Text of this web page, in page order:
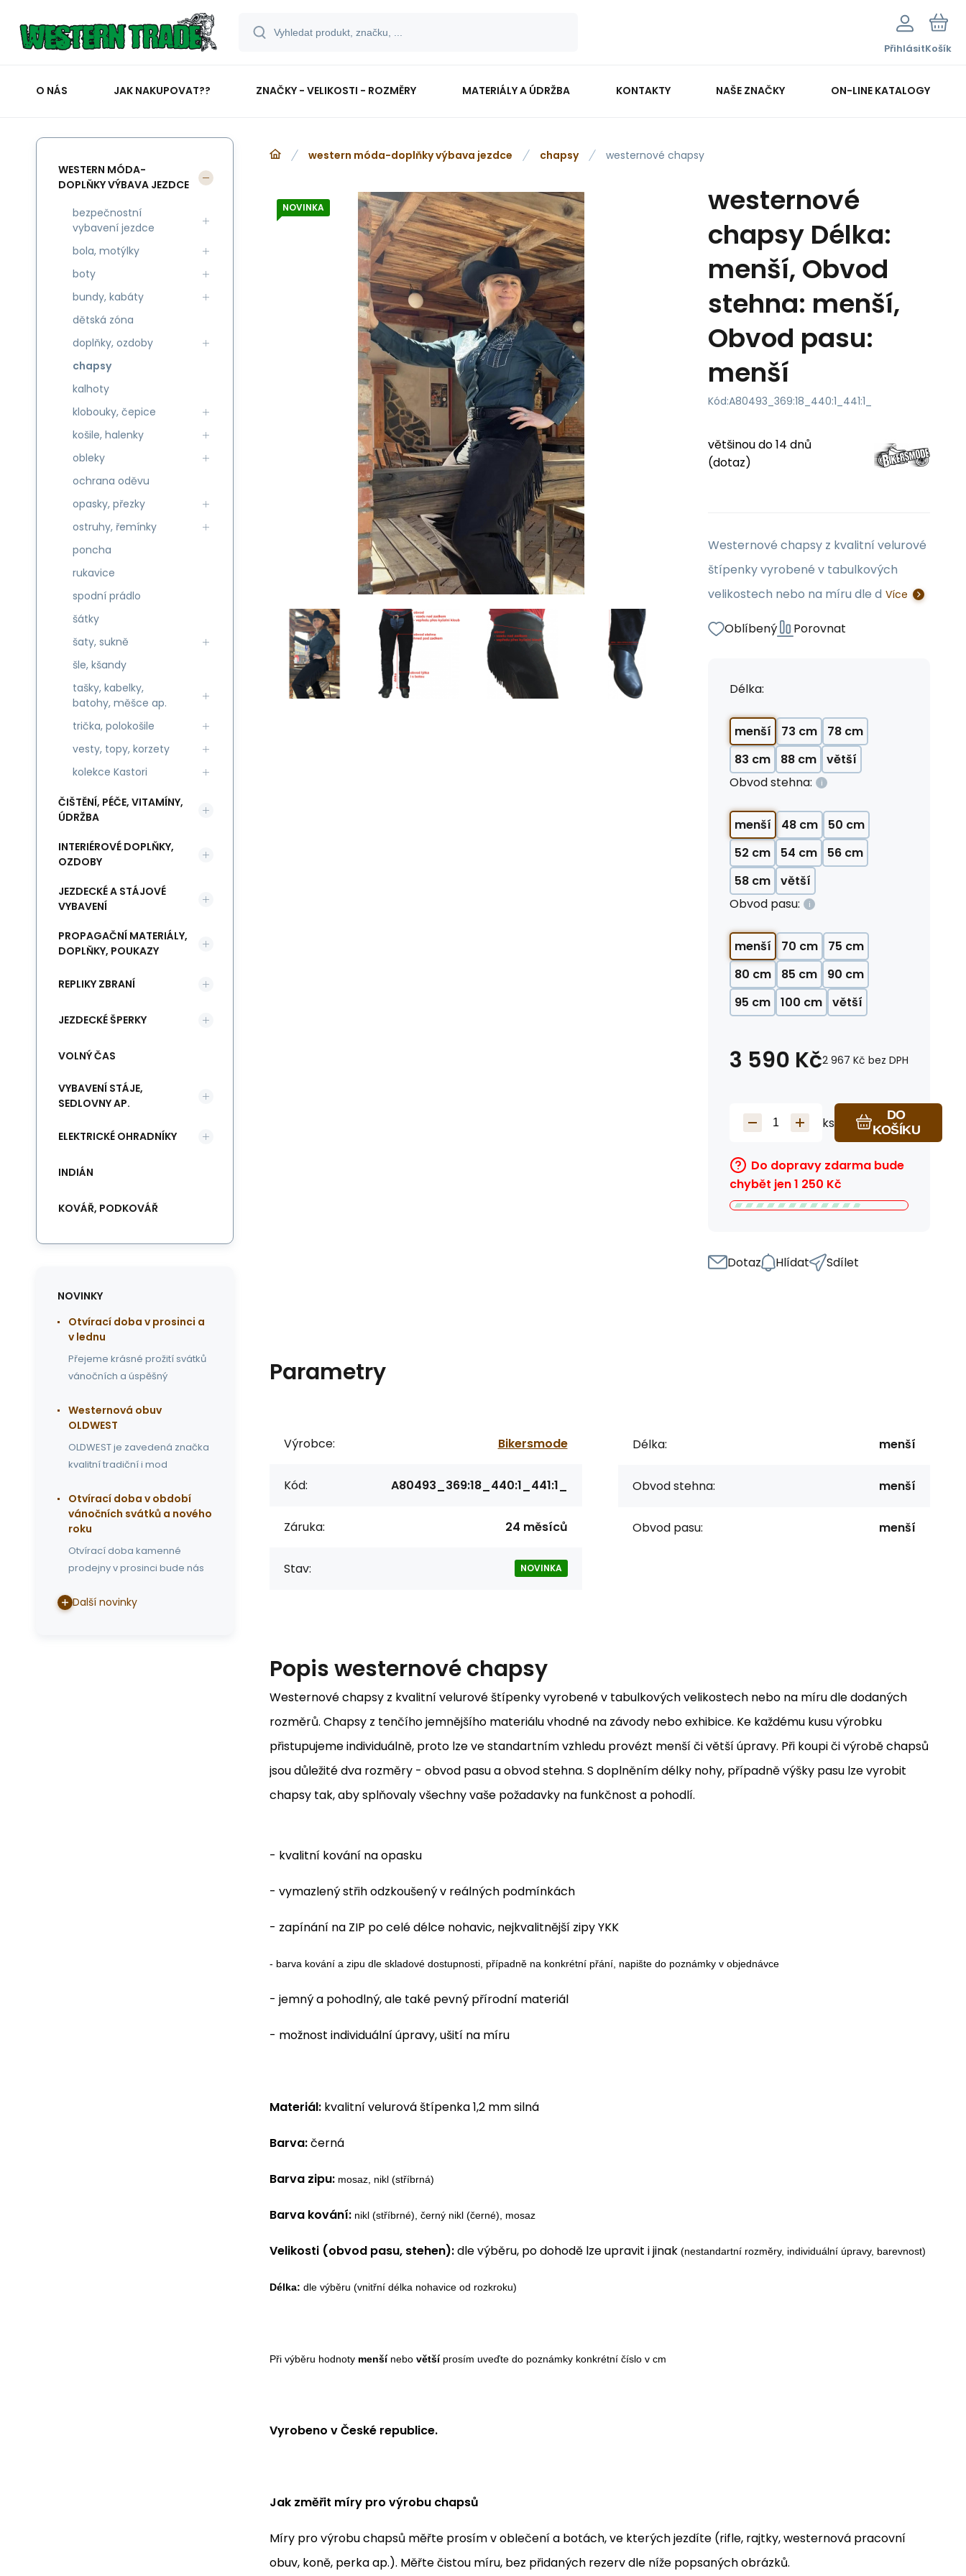
PřihlásitKošík
O NÁS JAK NAKUPOVAT?? ZNAČKY - VELIKOSTI - ROZMĚRY MATERIÁLY A ÚDRŽBA KONTAKTY NAŠE ZNAČKY ON-LINE KATALOGY
western móda-doplňky výbava jezdce chapsy westernové chapsy
NOVINKA
westernové
chapsy Délka:
menší, Obvod
stehna: menší,
Obvod pasu:
menší
Kód:A80493_369:18_440:1_441:1_
většinou do 14 dnů
(dotaz)
Westernové chapsy z kvalitní velurové
štípenky vyrobené v tabulkových
velikostech nebo na míru dle d Více
Oblíbený Porovnat
Délka:
menší 73 cm
78 cm
83 cm
88 cm
větší
Obvod stehna:
menší 48 cm
50 cm
52 cm
54 cm
56 cm
58 cm
větší
Obvod pasu:
menší 70 cm
75 cm
80 cm
85 cm
90 cm
95 cm
100 cm větší
3 590 Kč2 967 Kč bez DPH
ks
DO
KOŠÍKU
Do dopravy zdarma bude
chybět jen1 250 Kč
Dotaz Hlídat Sdílet
Parametry
Výrobce: Bikersmode
Kód: A80493_369:18_440:1_441:1_
Záruka: 24 měsíců
Stav: NOVINKA
Délka: menší
Obvod stehna: menší
Obvod pasu: menší
Popiswesternové chapsy
Westernové chapsy z kvalitní velurové štípenky vyrobené v tabulkových velikostech nebo na míru dle dodaných
rozměrů. Chapsy z tenčího jemnějšího materiálu vhodné na závody nebo exhibice. Ke každému kusu výrobku
přistupujeme individuálně, proto lze ve standartním vzhledu provézt menší či větší úpravy. Při koupi či výrobě chapsů
jsou důležité dva rozměry - obvod pasu a obvod stehna. S doplněním délky nohy, případně výšky pasu lze vyrobit
chapsy tak, aby splňovaly všechny vaše požadavky na funkčnost a pohodlí.
- kvalitní kování na opasku
- vymazlený střih odzkoušený v reálných podmínkách
- zapínání na ZIP po celé délce nohavic, nejkvalitnější zipy YKK
- barva kování a zipu dle skladové dostupnosti, případně na konkrétní přání, napište do poznámky v objednávce
- jemný a pohodlný, ale také pevný přírodní materiál
- možnost individuální úpravy, ušití na míru
Materiál: kvalitní velurová štípenka 1,2 mm silná
Barva:černá
Barva zipu: mosaz, nikl (stříbrná)
Barva kování: nikl (stříbrné), černý nikl (černé), mosaz
Velikosti (obvod pasu, stehen):dle výběru, po dohodě lze upravit i jinak (nestandartní rozměry, individuální úpravy, barevnost)
Délka: dle výběru (vnitřní délka nohavice od rozkroku)
Při výběru hodnoty menšínebo většíprosím uveďte do poznámky konkrétní číslo v cm
Vyrobeno v České republice.
Jak změřit míry pro výrobu chapsů
Míry pro výrobu chapsů měřte prosím v oblečení a botách, ve kterých jezdíte (rifle, rajtky, westernová pracovní
obuv, koně, perka ap.). Měřte čistou míru, bez přidaných rezerv dle níže popsaných obrázků.
WESTERN MÓDA-
DOPLŇKY VÝBAVA JEZDCE
bezpečnostní
vybavení jezdce
bola, motýlky
boty
bundy, kabáty
dětská zóna
doplňky, ozdoby
chapsy
kalhoty
klobouky, čepice
košile, halenky
obleky
ochrana oděvu
opasky, přezky
ostruhy, řemínky
poncha
rukavice
spodní prádlo
šátky
šaty, sukně
šle, kšandy
tašky, kabelky,
batohy, měšce ap.
trička, polokošile
vesty, topy, korzety
kolekce Kastori
ČIŠTĚNÍ, PÉČE, VITAMÍNY,
ÚDRŽBA
INTERIÉROVÉ DOPLŇKY,
OZDOBY
JEZDECKÉ A STÁJOVÉ
VYBAVENÍ
PROPAGAČNÍ MATERIÁLY,
DOPLŇKY, POUKAZY
REPLIKY ZBRANÍ
JEZDECKÉ ŠPERKY
VOLNÝ ČAS
VYBAVENÍ STÁJE,
SEDLOVNY AP.
ELEKTRICKÉ OHRADNÍKY
INDIÁN
KOVÁŘ, PODKOVÁŘ
NOVINKY
Otvírací doba v prosinci a
v lednu
Přejeme krásné prožití svátků
vánočních a úspěšný
Westernová obuv
OLDWEST
OLDWEST je zavedená značka
kvalitní tradiční i mod
Otvírací doba v období
vánočních svátků a nového
roku
Otvírací doba kamenné
prodejny v prosinci bude nás
Další novinky